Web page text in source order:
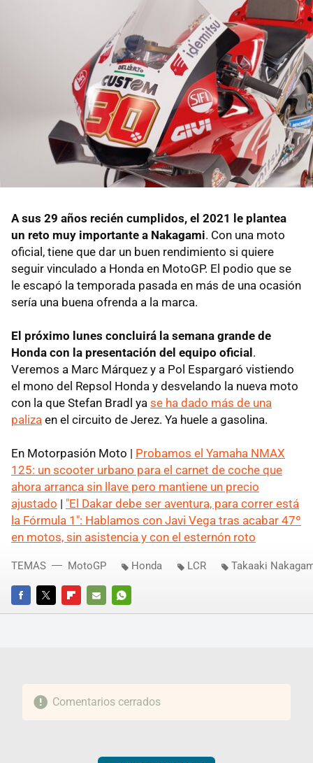
A sus 29 años recién cumplidos, el 2021 le plantea
un reto muy importante a Nakagami. Con una moto
oficial, tiene que dar un buen rendimiento si quiere
seguir vinculado a Honda en MotoGP. El podio que se
le escapó la temporada pasada en más de una ocasión
sería una buena ofrenda a la marca.
El próximo lunes concluirá la semana grande de
Honda con la presentación del equipo oficial .
Veremos a Marc Márquez y a Pol Espargaró vistiendo
el mono del Repsol Honda y desvelando la nueva moto
con la que Stefan Bradl ya se ha dado más de una
paliza en el circuito de Jerez. Ya huele a gasolina.
En Motorpasión Moto | Probamos el Yamaha NMAX
125: un scooter urbano para el carnet de coche que
ahora arranca sin llave pero mantiene un precio
ajustado | "El Dakar debe ser aventura, para correr está
la Fórmula 1": Hablamos con Javi Vega tras acabar 47º
en motos, sin asistencia y con el esternón roto
FACEBOOKTWITTERFLIPBOARD
E-
WHATSAPP
TEMAS MotoGP Honda LCR Takaaki
Comentarios cerrados